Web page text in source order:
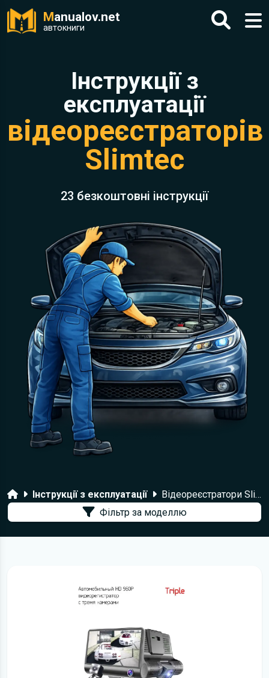
Manualov.net
автокниги
Інструкції з
експлуатації
відеореєстраторів
Slimtec
23 безкоштовні інструкції
ГоловнаІнструкції з експлуатації
Відеореєстратори Slimtec
Фільтр за моделлю